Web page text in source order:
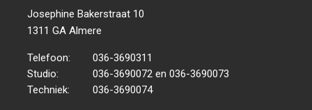
Josephine Bakerstraat 10
1311 GA Almere
Telefoon:
036-3690311
Studio:
036-3690072 en 036-3690073
Techniek:
036-3690074